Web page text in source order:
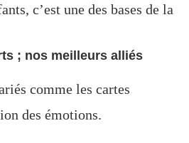
c’est une des bases de la
; nos meilleurs alliés
comme les cartes
des émotions.